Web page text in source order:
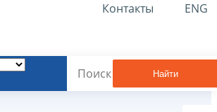
Контакты ENG
Найти